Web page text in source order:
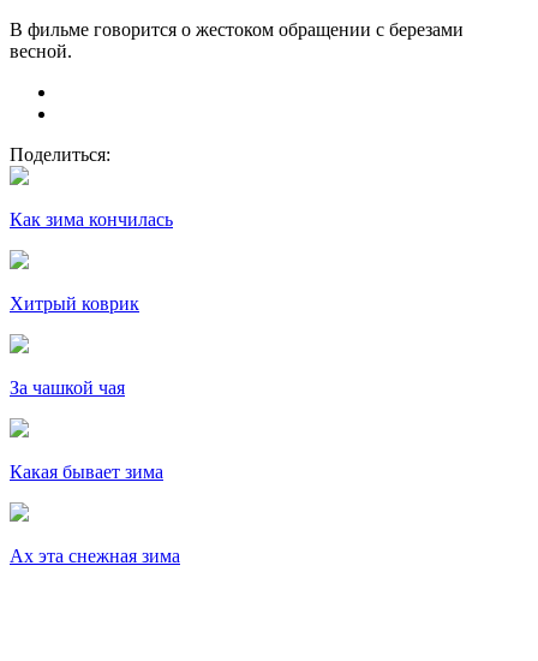
В фильме говорится о жестоком обращении с березами
весной.
Поделиться:
Как зима кончилась
Хитрый коврик
За чашкой чая
Какая бывает зима
Ах эта снежная зима